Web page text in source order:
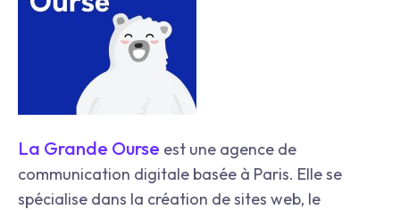
La Grande Ourse est une agence de
communication digitale basée à Paris. Elle se
spécialise dans la création de sites web, le